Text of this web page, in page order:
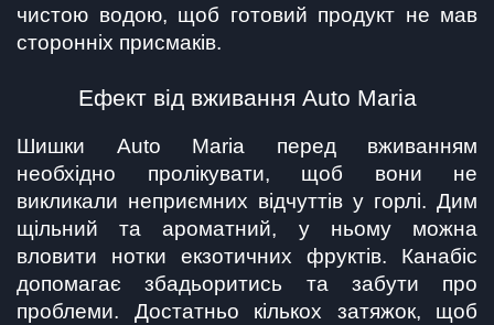
чистою водою, щоб готовий продукт не мав
сторонніх присмаків.
Ефект від вживання Auto Maria
Шишки Auto Maria перед вживанням
необхідно пролікувати, щоб вони не
викликали неприємних відчуттів у горлі. Дим
щільний та ароматний, у ньому можна
вловити нотки екзотичних фруктів. Канабіс
допомагає збадьоритись та забути про
проблеми. Достатньо кількох затяжок, щоб